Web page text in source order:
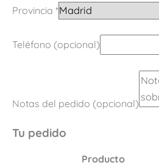
Provincia *
Teléfono (opcional)
Notas del pedido (opcional)
Tu pedido
Producto